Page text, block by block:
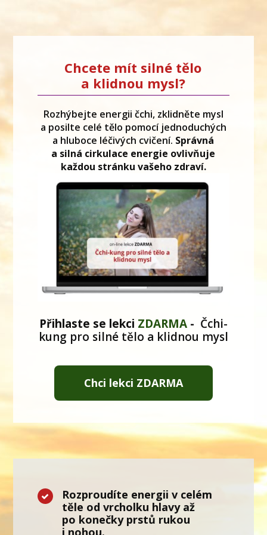
Chcete mít silné tělo
a klidnou mysl?
Rozhýbejte energii čchi, zklidněte mysl
a posilte celé tělo pomocí jednoduchých
a hluboce léčivých cvičení. Správná
a silná cirkulace energie ovlivňuje
každou stránku vašeho zdraví.
Přihlaste se lekci ZDARMA- Čchi-
kung pro silné tělo a klidnou mysl
Chci lekci ZDARMA
Rozproudíte energii v celém
těle od vrcholku hlavy až
po konečky prstů rukou
i nohou.